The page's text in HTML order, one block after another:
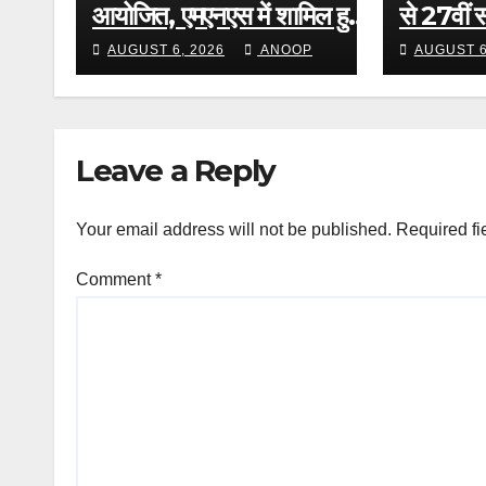
आयोजित, एमएनएस में शामिल हुए
नए सैन्य नर्सिंग अधिकारी
AUGUST 6, 2026 ANOOP
से 27वीं
AUGUST
Leave a Reply
Your email address will not be published. Required
Comment*